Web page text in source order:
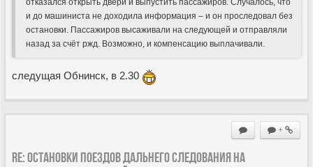
отказался открыть двери и выпустить пассажиров. Случалось, что
и до машиниста не доходила информация – и он проследовал без
остановки. Пассажиров высаживали на следующей и отправляли
назад за счёт ржд. Возможно, и компенсацию выплачивали.
следущая Обнинск, в 2.30
+
Re: Остановки поездов дальнего следования на